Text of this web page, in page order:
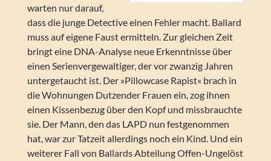
warten nur darauf,
dass die junge Detective einen Fehler macht. Ballard
muss auf eigene Faust ermitteln. Zur gleichen Zeit
bringt eine DNA-Analyse neue Erkenntnisse über
einen Serienvergewaltiger, der vor zwanzig Jahren
untergetaucht ist. Der »Pillowcase Rapist« brach in
die Wohnungen Dutzender Frauen ein, zog ihnen
einen Kissenbezug über den Kopf und missbrauchte
sie. Der Mann, den das LAPD nun festgenommen
hat, war zur Tatzeit allerdings noch ein Kind. Und ein
weiterer Fall von Ballards Abteilung Offen-Ungelöst